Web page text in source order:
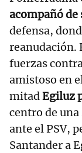
acompañó de
defensa,
reanudación.
fuerzas
amistoso en
mitadEgiluz
centro de
ante el PSV,
Santander a